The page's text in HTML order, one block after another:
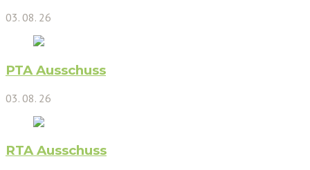
03. 08. 26
PTA Ausschuss
03. 08. 26
RTA Ausschuss